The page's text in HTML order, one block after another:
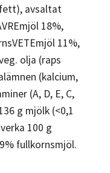
fett), avsaltat
18%,
11%,
olja (raps
(kalcium,
(A, D, E, C,
g mjölk (<0,1
100 g
fullkornsmjöl.